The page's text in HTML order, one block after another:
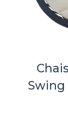
Swing